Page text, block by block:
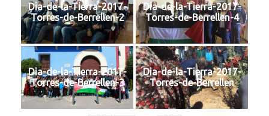
Dia-de-la-Tierra-2017-
Torres-de-Berrellen-2
Dia-de-la-Tierra-2017-
Torres-de-Berrellen-4
Dia-de-la-Tierra-2017-
Torres-de-Berrellen-3
Dia-de-la-Tierra-2017-
Torres-de-Berrellen